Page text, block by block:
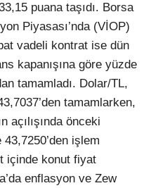
puana taşıdı. Borsa
Piyasası’nda (VİOP)
vadeli kontrat ise dün
kapanışına göre yüzde
tamamladı. Dolar/TL,
tamamlarken,
açılışında önceki
işlem
içinde konut fiyat
enflasyon ve Zew